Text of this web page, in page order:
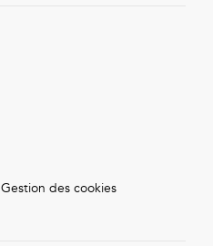
Gestion des cookies